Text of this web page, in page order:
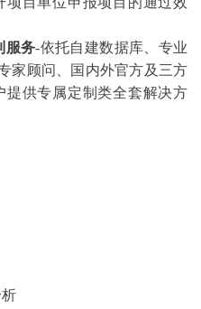
服务-依托自建数据库、专业
家顾问、国内外官方及三方
供专属定制类全套解决方